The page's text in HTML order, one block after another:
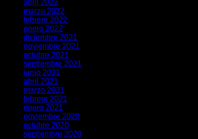
abril 2022
marzo 2022
febrero 2022
enero 2022
diciembre 2021
noviembre 2021
octubre 2021
septiembre 2021
junio 2021
abril 2021
marzo 2021
febrero 2021
enero 2021
noviembre 2020
octubre 2020
septiembre 2020